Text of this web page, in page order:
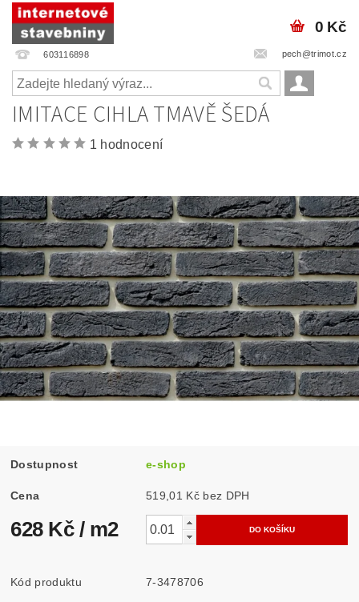
603116898 pech@trimot.cz
0 Kč
IMITACE CIHLA TMAVĚ ŠEDÁ
1 hodnocení
Dostupnost e-shop
Cena 519,01 Kč bez DPH
628 Kč / m2
Kód produktu 7-3478706